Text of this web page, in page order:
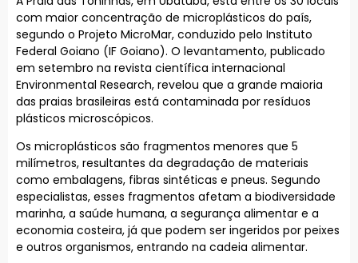
com maior concentração de microplásticos do país,
segundo o Projeto MicroMar, conduzido pelo Instituto
Federal Goiano (IF Goiano). O levantamento, publicado
em setembro na revista científica internacional
Environmental Research, revelou que a grande maioria
das praias brasileiras está contaminada por resíduos
plásticos microscópicos.
Os microplásticos são fragmentos menores que 5
milímetros, resultantes da degradação de materiais
como embalagens, fibras sintéticas e pneus. Segundo
especialistas, esses fragmentos afetam a biodiversidade
marinha, a saúde humana, a segurança alimentar e a
economia costeira, já que podem ser ingeridos por peixes
e outros organismos, entrando na cadeia alimentar.